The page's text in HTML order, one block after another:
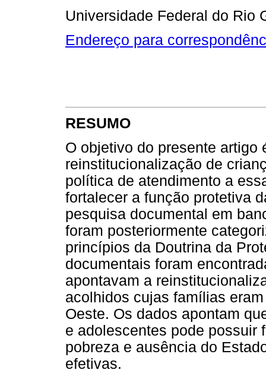
Universidade Federal do Rio
Endereço para
RESUMO
O objetivo do presente
reinstitucionalização de
política de atendimento a
fortalecer a função protetiva
pesquisa documental em
foram posteriormente
princípios da Doutrina da
documentais foram
apontavam a
acolhidos cujas famílias
Oeste. Os dados apontam
e adolescentes pode possuir
pobreza e ausência do
efetivas.